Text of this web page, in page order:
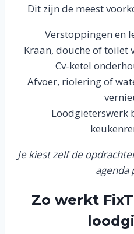
Dit zijn de meest
Verstoppingen en
Kraan, douche of toilet
Cv-ketel
Afvoer, riolering of
Loodgieterswerk
Je kiest zelf de
agenda
Zo werkt